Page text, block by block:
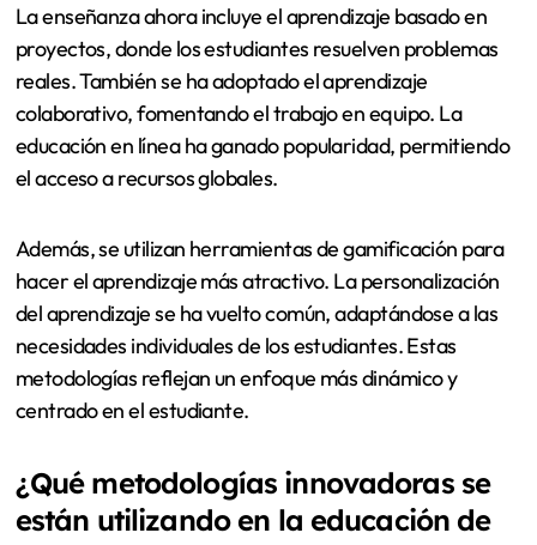
La enseñanza ahora incluye el aprendizaje basado en
proyectos, donde los estudiantes resuelven problemas
reales. También se ha adoptado el aprendizaje
colaborativo, fomentando el trabajo en equipo. La
educación en línea ha ganado popularidad, permitiendo
el acceso a recursos globales.
Además, se utilizan herramientas de gamificación para
hacer el aprendizaje más atractivo. La personalización
del aprendizaje se ha vuelto común, adaptándose a las
necesidades individuales de los estudiantes. Estas
metodologías reflejan un enfoque más dinámico y
centrado en el estudiante.
¿Qué metodologías innovadoras se
están utilizando en la educación de